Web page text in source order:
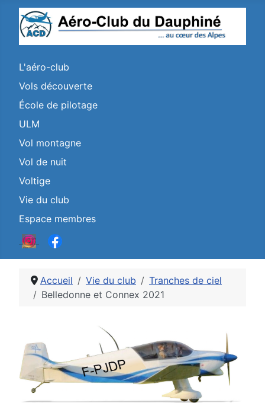
L'aéro-club
Vols découverte
École de pilotage
ULM
Vol montagne
Vol de nuit
Voltige
Vie du club
Espace membres
Accueil Vie du club
Tranches de ciel
Belledonne et Connex 2021